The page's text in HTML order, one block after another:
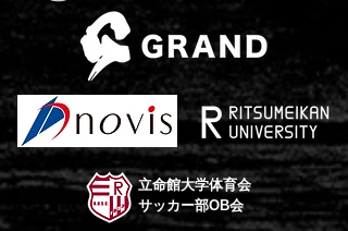
立命館大学体育会
サッカー部OB会